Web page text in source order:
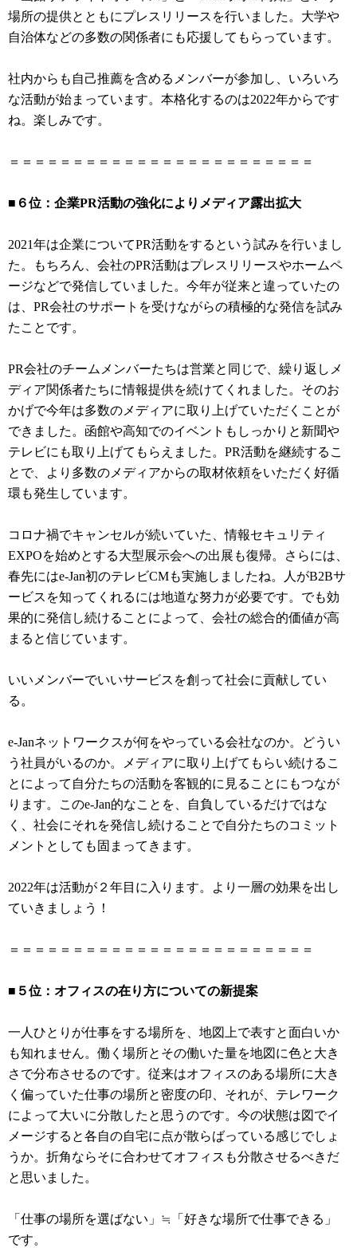
場所の提供とともにプレスリリースを行いました。大学や
自治体などの多数の関係者にも応援してもらっています。
社内からも自己推薦を含めるメンバーが参加し、いろいろ
な活動が始まっています。本格化するのは2022年からです
ね。楽しみです。
＝＝＝＝＝＝＝＝＝＝＝＝＝＝＝＝＝＝＝＝＝＝＝＝
■６位：企業PR活動の強化によりメディア露出拡大
2021年は企業についてPR活動をするという試みを行いまし
た。もちろん、会社のPR活動はプレスリリースやホームペ
ージなどで発信していました。今年が従来と違っていたの
は、PR会社のサポートを受けながらの積極的な発信を試み
たことです。
PR会社のチームメンバーたちは営業と同じで、繰り返しメ
ディア関係者たちに情報提供を続けてくれました。そのお
かげで今年は多数のメディアに取り上げていただくことが
できました。函館や高知でのイベントもしっかりと新聞や
テレビにも取り上げてもらえました。PR活動を継続するこ
とで、より多数のメディアからの取材依頼をいただく好循
環も発生しています。
コロナ禍でキャンセルが続いていた、情報セキュリティ
EXPOを始めとする大型展示会への出展も復帰。さらには、
春先にはe-Jan初のテレビCMも実施しましたね。人がB2Bサ
ービスを知ってくれるには地道な努力が必要です。でも効
果的に発信し続けることによって、会社の総合的価値が高
まると信じています。
いいメンバーでいいサービスを創って社会に貢献してい
る。
e-Janネットワークスが何をやっている会社なのか。どうい
う社員がいるのか。メディアに取り上げてもらい続けるこ
とによって自分たちの活動を客観的に見ることにもつなが
ります。このe-Jan的なことを、自負しているだけではな
く、社会にそれを発信し続けることで自分たちのコミット
メントとしても固まってきます。
2022年は活動が２年目に入ります。より一層の効果を出し
ていきましょう！
＝＝＝＝＝＝＝＝＝＝＝＝＝＝＝＝＝＝＝＝＝＝＝＝
■５位：オフィスの在り方についての新提案
一人ひとりが仕事をする場所を、地図上で表すと面白いか
も知れません。働く場所とその働いた量を地図に色と大き
さで分布させるのです。従来はオフィスのある場所に大き
く偏っていた仕事の場所と密度の印、それが、テレワーク
によって大いに分散したと思うのです。今の状態は図でイ
メージすると各自の自宅に点が散らばっている感じでしょ
うか。折角ならそに合わせてオフィスも分散させるべきだ
と思いました。
「仕事の場所を選ばない」≒「好きな場所で仕事できる」
です。